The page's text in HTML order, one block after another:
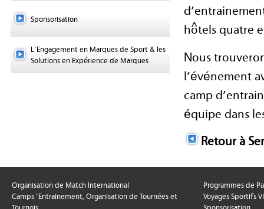
Sponsorisation
L’Engagement en Marques de Sport & les
Solutions en Expérience de Marques
hôtels quatre
Nous
l’événement
camp
équipe dans
Retour à
Organisation de Match International
Camps ’Entrainement, Organisation de Tournées et
Tournois
Programmes de
Voyages Sportifs
Sponsorisation